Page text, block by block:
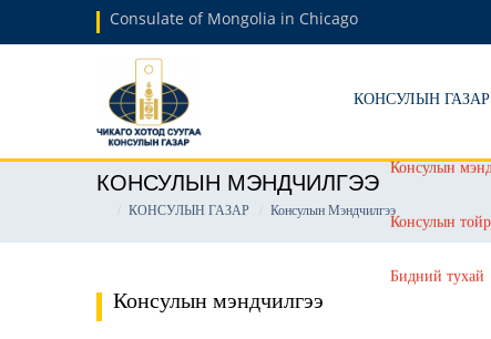
Consulate of Mongolia in Chicago
КОНСУЛЫН ГАЗАР
КОНСУЛЫН МЭНДЧИЛГЭЭ
КОНСУЛЫН ГАЗАР Консулын Мэндчилгээ
Консулын мэндчилгээ